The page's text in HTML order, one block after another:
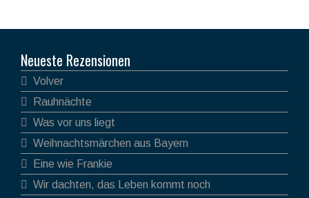
Neueste Rezensionen
Volver
Rauhnächte
Was vor uns liegt
Weihnachtsmärchen aus Bayern
Eine wie Frankie
Wir dachten, das Leben kommt noch